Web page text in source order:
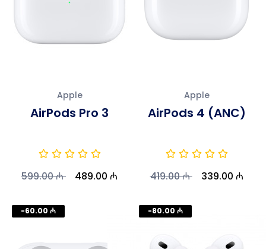
Apple
AirPods Pro 3
599.00 ₼ 489.00 ₼
Apple
AirPods 4 (ANC)
419.00 ₼ 339.00 ₼
-60.00 ₼ -80.00 ₼